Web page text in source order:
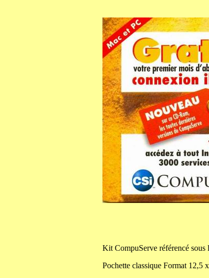
Kit CompuServe référencé sous
Pochette classique Format 12,5 x